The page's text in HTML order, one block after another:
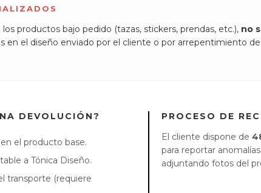
productos bajo pedido (tazas, stickers, prendas, etc.), no
en el diseño enviado por el cliente o por arrepentimiento
DEVOLUCIÓN?
el producto base.
a Tónica Diseño.
transporte (requiere
PROCESO DE
El cliente dispone de
para reportar
adjuntando fotos del